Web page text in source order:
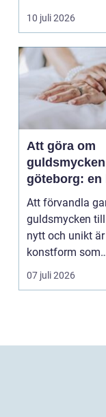
verksamheter.
används för att
10 juli 2026
Att göra om
göteborg: en
att förnya det
gamla
Att förvandla
guldsmycken
nytt och unikt är
konstform som
kombinerar
traditionel...
07 juli 2026